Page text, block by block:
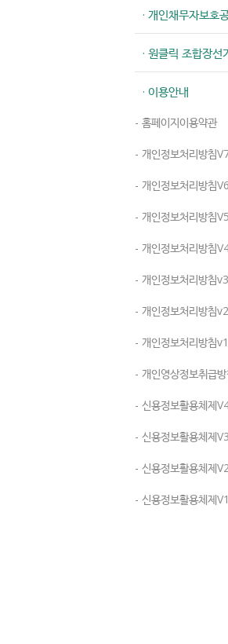
· 개인채무자보호
· 원클릭 조합장선
· 이용안내
- 홈페이지이용약관
- 개인정보처리방침
- 개인정보처리방침V6
- 개인정보처리방침V5
- 개인정보처리방침
- 개인정보처리방침v3
- 개인정보처리방침v2
- 개인정보처리방침v1
- 개인영상정보취급
- 신용정보활용체제
- 신용정보활용체제V3
- 신용정보활용체제
- 신용정보활용체제V1